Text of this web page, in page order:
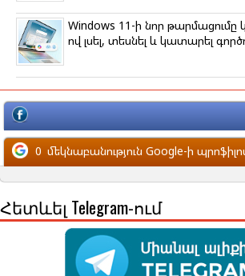
Windows 11-ի նոր թարմացումը
ով լսել, տեսնել և կատարել
մեկնաբանություն Facebook-ի պրոֆիլով
0 մեկնաբանություն Google-ի
Հետևել Telegram-ում